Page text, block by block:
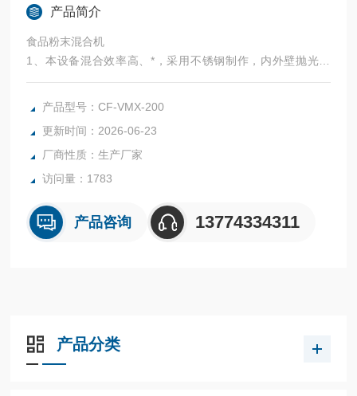
产品简介
食品粉末混合机
1、本设备混合效率高、*，采用不锈钢制作，内外壁抛光处
理，外形美观，混合均匀，
2、适应面较宽，并能根据用户要求配置强制搅拌器，以适合
3、由二个不对称筒体组成，物料可以作纵横方向流动，混合
均匀度达99%以上。
产品型号：CF-VMX-200
更新时间：2026-06-23
厂商性质：生产厂家
访问量：1783
产品咨询 13774334311
产品分类